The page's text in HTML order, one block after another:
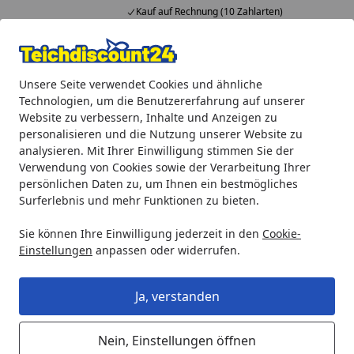
Unsere Seite verwendet Cookies und ähnliche
Technologien, um die Benutzererfahrung auf unserer
Website zu verbessern, Inhalte und Anzeigen zu
personalisieren und die Nutzung unserer Website zu
analysieren. Mit Ihrer Einwilligung stimmen Sie der
Verwendung von Cookies sowie der Verarbeitung Ihrer
persönlichen Daten zu, um Ihnen ein bestmögliches
Surferlebnis und mehr Funktionen zu bieten.
Sie können Ihre Einwilligung jederzeit in den Cookie-
Einstellungen anpassen oder widerrufen.
Ja, verstanden
Nein, Einstellungen öffnen
Kauf auf Rechnung (10 Zahlarten)
Alle Produkte
Mein Konto
Suchen
Startseite
Heissner Flügelrad (ZP3001-00)
Heissner Flügelrad (ZP3001-00)